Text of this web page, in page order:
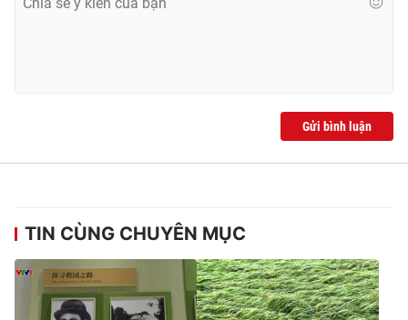
Gửi bình luận
TIN CÙNG CHUYÊN MỤC